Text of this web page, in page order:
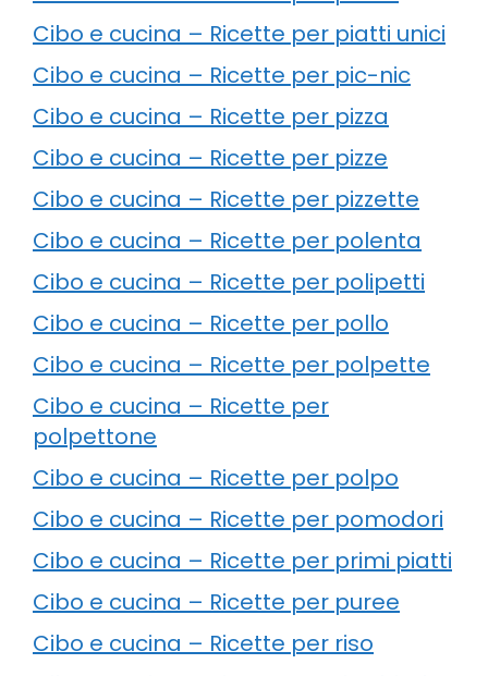
Cibo e cucina – Ricette per piatti unici
Cibo e cucina – Ricette per pic-nic
Cibo e cucina – Ricette per pizza
Cibo e cucina – Ricette per pizze
Cibo e cucina – Ricette per pizzette
Cibo e cucina – Ricette per polenta
Cibo e cucina – Ricette per polipetti
Cibo e cucina – Ricette per pollo
Cibo e cucina – Ricette per polpette
Cibo e cucina – Ricette per
polpettone
Cibo e cucina – Ricette per polpo
Cibo e cucina – Ricette per pomodori
Cibo e cucina – Ricette per primi piatti
Cibo e cucina – Ricette per puree
Cibo e cucina – Ricette per riso